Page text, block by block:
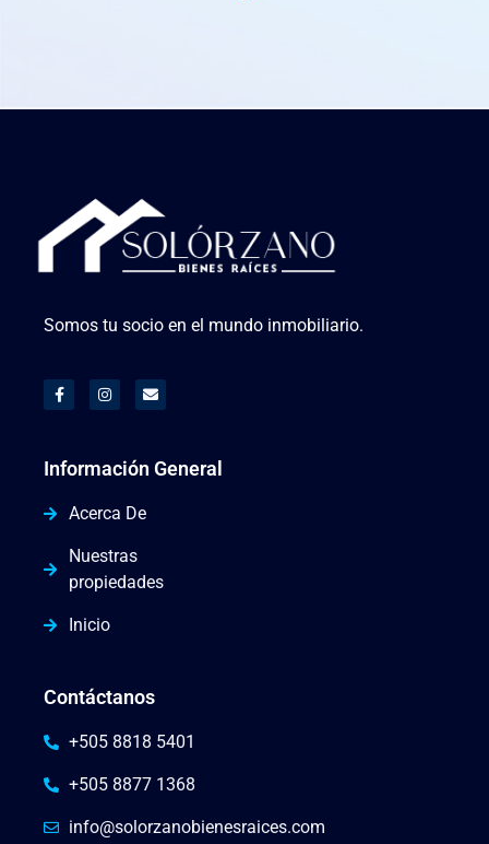
Somos tu socio en el mundo inmobiliario.
Información General
Acerca De
Nuestras
propiedades
Inicio
Contáctanos
+505 8818 5401
+505 8877 1368
info@solorzanobienesraices.com